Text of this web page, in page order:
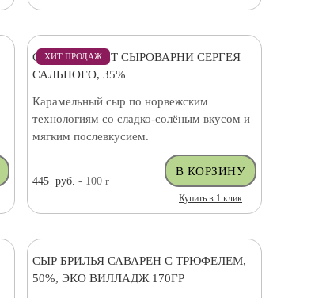
ХИТ ПРОДАЖ
СЫР БРЮНОСТ СЫРОВАРНИ СЕРГЕЯ
САЛЬНОГО, 35%
Карамельный сыр по норвежским
технологиям со сладко-солёным вкусом и
мягким послевкусием.
445 руб. - 100г
Купить в 1 клик
СЫР БРИЛЬЯ САВАРЕН С ТРЮФЕЛЕМ,
50%, ЭКО ВИЛЛАДЖ 170ГР